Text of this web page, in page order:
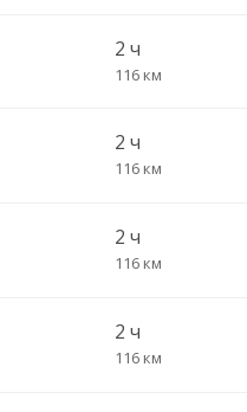
2 ч
116 км
2 ч
116 км
2 ч
116 км
2 ч
116 км